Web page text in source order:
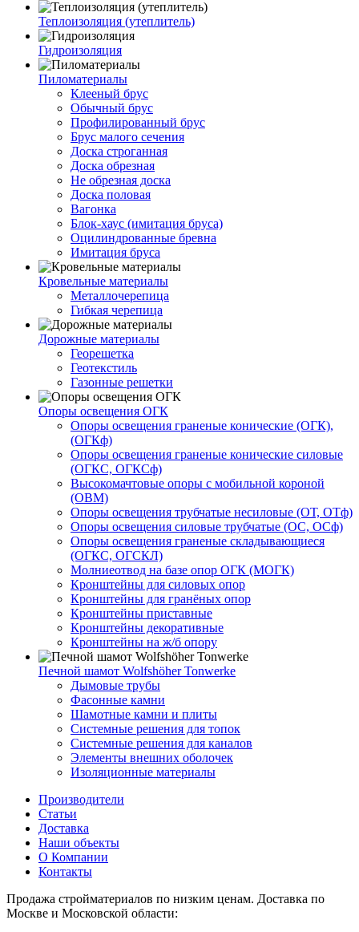
Теплоизоляция (утеплитель)
Гидроизоляция
Пиломатериалы
Клееный брус
Обычный брус
Профилированный брус
Брус малого сечения
Доска строганная
Доска обрезная
Не обрезная доска
Доска половая
Вагонка
Блок-хаус (имитация бруса)
Оцилиндрованные бревна
Имитация бруса
Кровельные материалы
Металлочерепица
Гибкая черепица
Дорожные материалы
Георешетка
Геотекстиль
Газонные решетки
Опоры освещения ОГК
Опоры освещения граненые конические (ОГК),
(ОГКф)
Опоры освещения граненые конические силовые
(ОГКС, ОГКСф)
Высокомачтовые опоры с мобильной короной
(ОВМ)
Опоры освещения трубчатые несиловые (ОТ, ОТф)
Опоры освещения силовые трубчатые (ОС, ОСф)
Опоры освещения граненые складывающиеся
(ОГКС, ОГСКЛ)
Молниеотвод на базе опор ОГК (МОГК)
Кронштейны для силовых опор
Кронштейны для гранёных опор
Кронштейны приставные
Кронштейны декоративные
Кронштейны на ж/б опору
Печной шамот Wolfshöher Tonwerke
Дымовые трубы
Фасонные камни
Шамотные камни и плиты
Системные решения для топок
Системные решения для каналов
Элементы внешних оболочек
Изоляционные материалы
Производители
Статьи
Доставка
Наши объекты
О Компании
Контакты
Продажа стройматериалов по низким ценам. Доставка по
Москве и Московской области: